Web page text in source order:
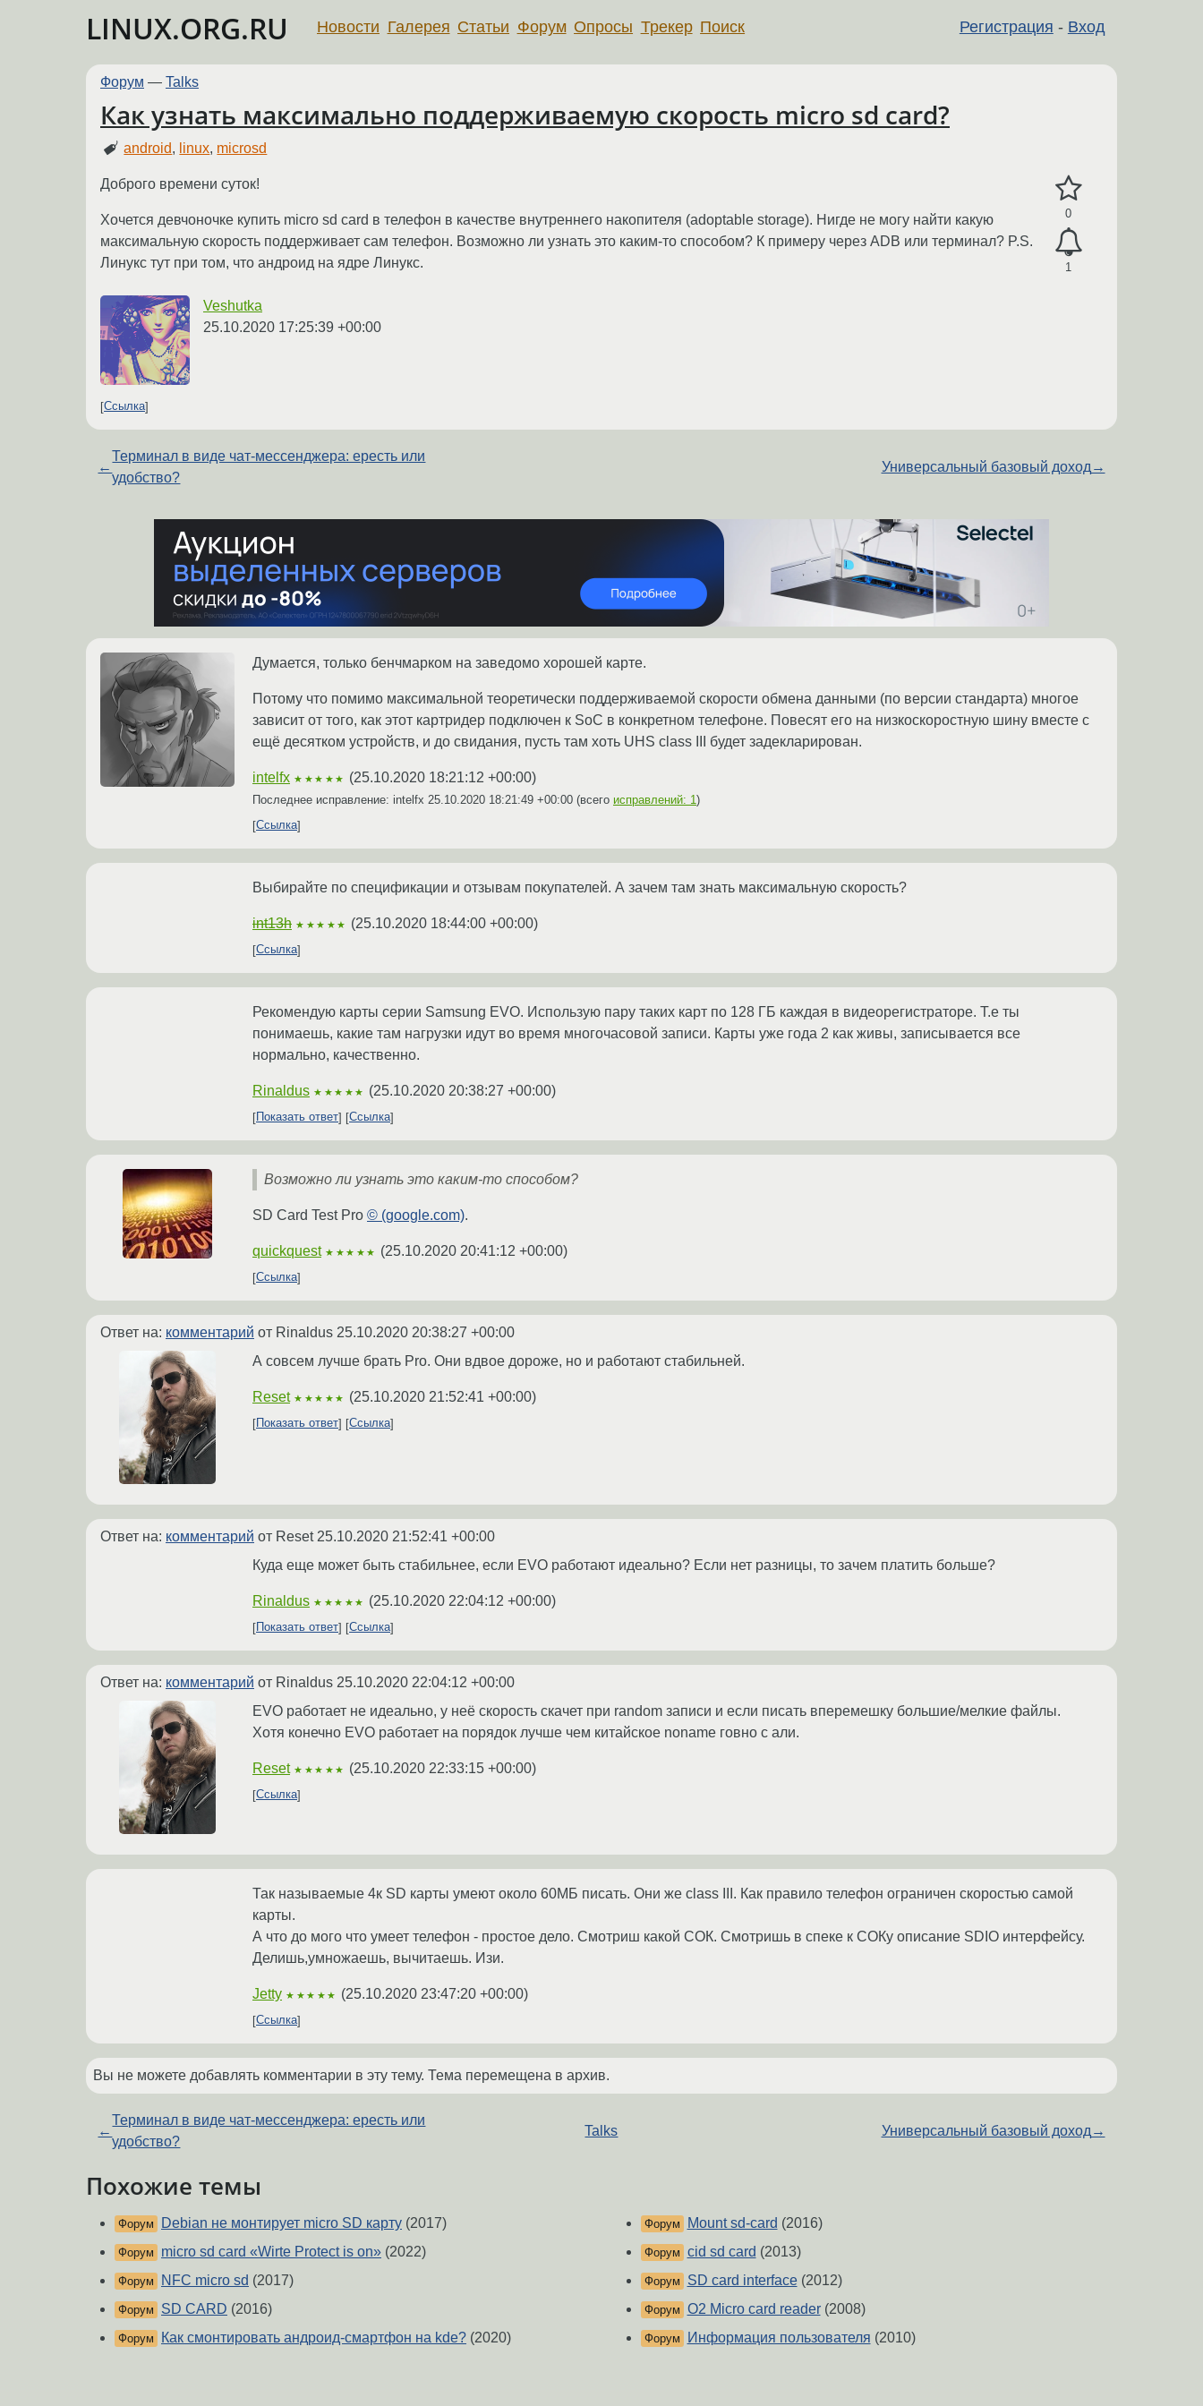
LINUX.ORG.RU Регистрация - Вход
Новости Галерея Статьи Форум Опросы Трекер Поиск
Форум — Talks
Как узнать максимально поддерживаемую скорость micro sd card?
android, linux, microsd
0
1
Доброго времени суток!
Хочется девчоночке купить micro sd card в телефон в качестве внутреннего накопителя (adoptable storage). Нигде не могу найти какую
максимальную скорость поддерживает сам телефон. Возможно ли узнать это каким-то способом? К примеру через ADB или терминал? P.S.
Линукс тут при том, что андроид на ядре Линукс.
Veshutka
25.10.2020 17:25:39 +00:00
Ссылка
←
Терминал в виде чат-мессенджера: ересть или
удобство?
Универсальный базовый доход →
Думается, только бенчмарком на заведомо хорошей карте.
Потому что помимо максимальной теоретически поддерживаемой скорости обмена данными (по версии стандарта) многое
зависит от того, как этот картридер подключен к SoC в конкретном телефоне. Повесят его на низкоскоростную шину вместе с
ещё десятком устройств, и до свидания, пусть там хоть UHS class III будет задекларирован.
intelfx ★★★★★ (25.10.2020 18:21:12 +00:00)
Последнее исправление: intelfx 25.10.2020 18:21:49 +00:00 (всего исправлений: 1 )
Ссылка
Выбирайте по спецификации и отзывам покупателей. А зачем там знать максимальную скорость?
int13h ★★★★★ (25.10.2020 18:44:00 +00:00)
Ссылка
Рекомендую карты серии Samsung EVO. Использую пару таких карт по 128 ГБ каждая в видеорегистраторе. Т.е ты
понимаешь, какие там нагрузки идут во время многочасовой записи. Карты уже года 2 как живы, записывается все
нормально, качественно.
Rinaldus ★★★★★ (25.10.2020 20:38:27 +00:00)
Показать ответ Ссылка
Возможно ли узнать это каким-то способом?
SD Card Test Pro © (google.com).
quickquest ★★★★★ (25.10.2020 20:41:12 +00:00)
Ссылка
Ответ на: комментарий от Rinaldus 25.10.2020 20:38:27 +00:00
А совсем лучше брать Pro. Они вдвое дороже, но и работают стабильней.
Reset ★★★★★ (25.10.2020 21:52:41 +00:00)
Показать ответ Ссылка
Ответ на: комментарий от Reset 25.10.2020 21:52:41 +00:00
Куда еще может быть стабильнее, если EVO работают идеально? Если нет разницы, то зачем платить больше?
Rinaldus ★★★★★ (25.10.2020 22:04:12 +00:00)
Показать ответ Ссылка
Ответ на: комментарий от Rinaldus 25.10.2020 22:04:12 +00:00
EVO работает не идеально, у неё скорость скачет при random записи и если писать вперемешку большие/мелкие файлы.
Хотя конечно EVO работает на порядок лучше чем китайское noname говно с али.
Reset ★★★★★ (25.10.2020 22:33:15 +00:00)
Ссылка
Так называемые 4к SD карты умеют около 60МБ писать. Они же class III. Как правило телефон ограничен скоростью самой
карты.
А что до мого что умеет телефон - простое дело. Смотриш какой СОК. Смотришь в спеке к СОКу описание SDIO интерфейсу.
Делишь,умножаешь, вычитаешь. Изи.
Jetty ★★★★★ (25.10.2020 23:47:20 +00:00)
Ссылка
Вы не можете добавлять комментарии в эту тему. Тема перемещена в архив.
←
Терминал в виде чат-мессенджера: ересть или
удобство?
Talks Универсальный базовый доход →
Похожие темы
Форум Debian не монтирует micro SD карту (2017)
Форум micro sd card «Wirte Protect is on» (2022)
Форум NFC micro sd (2017)
Форум SD CARD (2016)
Форум Как смонтировать андроид-смартфон на kde? (2020)
Форум Mount sd-card (2016)
Форум cid sd card (2013)
Форум SD card interface(2012)
Форум O2 Micro card reader(2008)
Форум Информация пользователя (2010)